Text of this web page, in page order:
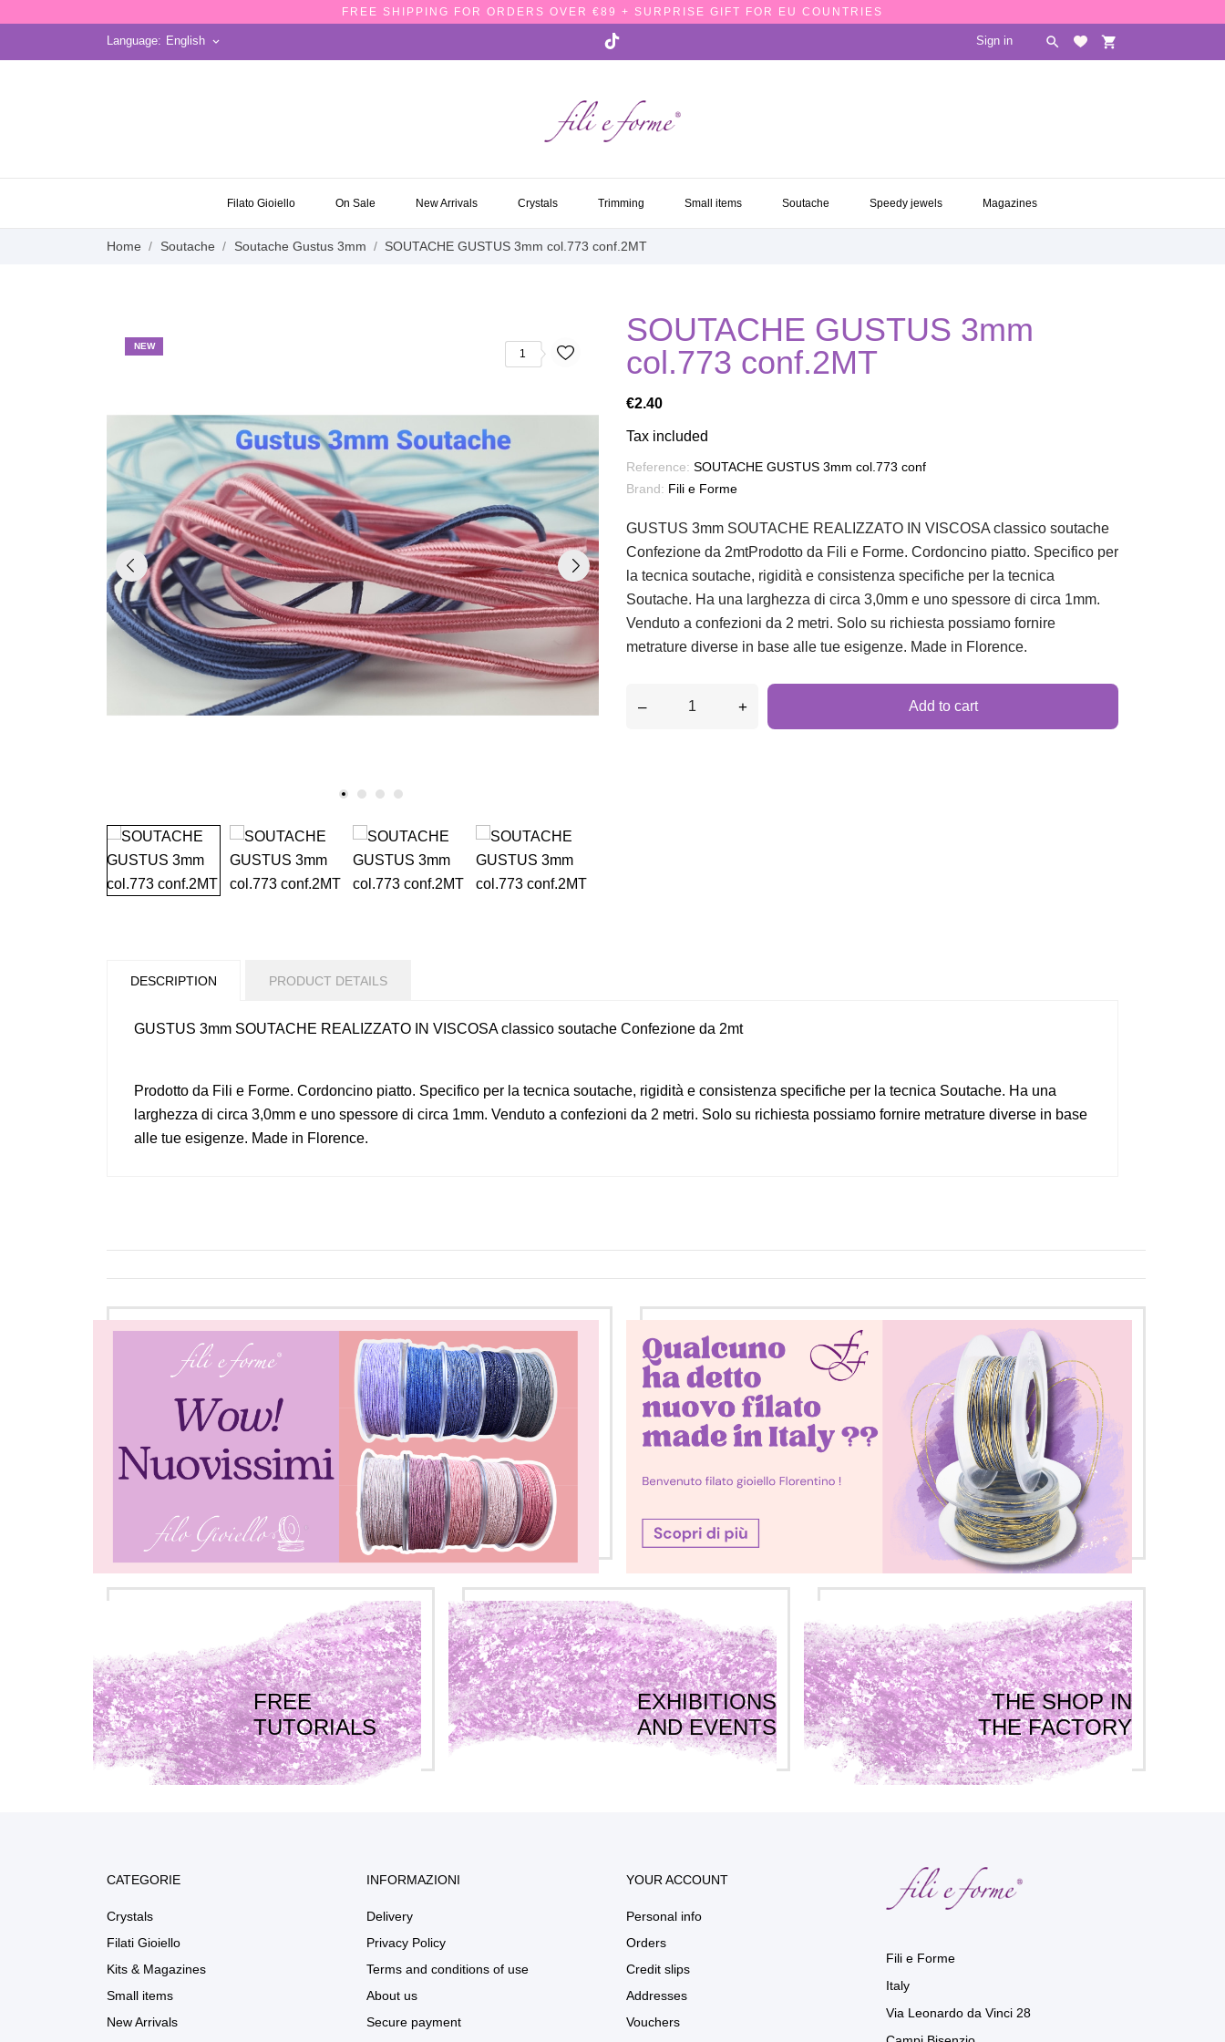
FREE SHIPPING FOR ORDERS OVER €89 + SURPRISE GIFT FOR EU COUNTRIES
Language: English keyboard_arrow_down Sign in  shopping_cart
Filato Gioiello On Sale New Arrivals Crystals Trimming Small items Soutache Speedy jewels Magazines
Home Soutache Soutache Gustus 3mm SOUTACHE GUSTUS 3mm col.773 conf.2MT
NEW
1
SOUTACHE GUSTUS 3mm
col.773 conf.2MT
€2.40
Tax included
Reference: SOUTACHE GUSTUS 3mm col.773 conf
Brand: Fili e Forme
GUSTUS 3mm SOUTACHE REALIZZATO IN VISCOSA classico soutache
Confezione da 2mtProdotto da Fili e Forme. Cordoncino piatto. Specifico per
la tecnica soutache, rigidità e consistenza specifiche per la tecnica
Soutache. Ha una larghezza di circa 3,0mm e uno spessore di circa 1mm.
Venduto a confezioni da 2 metri. Solo su richiesta possiamo fornire
metrature diverse in base alle tue esigenze. Made in Florence.
– + Add to cart
DESCRIPTION PRODUCT DETAILS
GUSTUS 3mm SOUTACHE REALIZZATO IN VISCOSA classico soutache Confezione da 2mt
Prodotto da Fili e Forme. Cordoncino piatto. Specifico per la tecnica soutache, rigidità e consistenza specifiche per la tecnica Soutache. Ha una
larghezza di circa 3,0mm e uno spessore di circa 1mm. Venduto a confezioni da 2 metri. Solo su richiesta possiamo fornire metrature diverse in base
alle tue esigenze. Made in Florence.
FREE
TUTORIALS
EXHIBITIONS
AND EVENTS
THE SHOP IN
THE FACTORY
CATEGORIE
Crystals
Filati Gioiello
Kits & Magazines
Small items
New Arrivals
INFORMAZIONI
Delivery
Privacy Policy
Terms and conditions of use
About us
Secure payment
YOUR ACCOUNT
Personal info
Orders
Credit slips
Addresses
Vouchers
Fili e Forme
Italy
Via Leonardo da Vinci 28